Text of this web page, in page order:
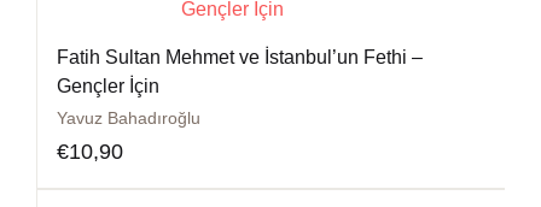
Fatih Sultan Mehmet ve İstanbul’un Fethi –
Gençler İçin
Yavuz Bahadıroğlu
€10,90